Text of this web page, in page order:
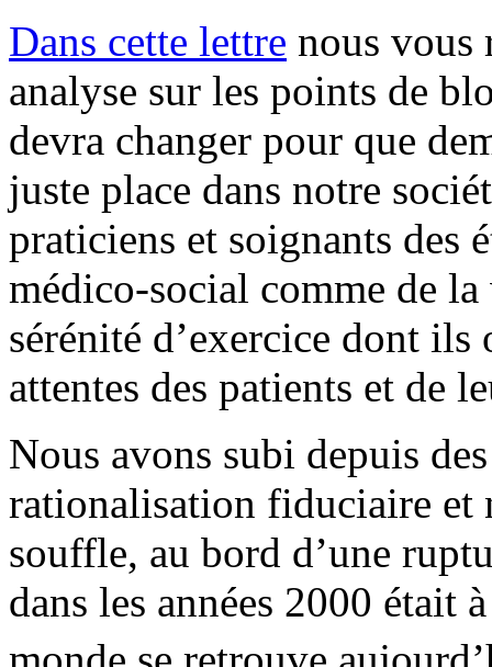
Dans cette lettre nous vous
analyse sur les points de
devra changer pour que
juste place dans notre
praticiens et soignants des
médico-social comme de
sérénité d’exercice dont
attentes des patients et de
Nous avons subi depuis
rationalisation fiduciaire et
souffle, au bord d’une
dans les années 2000 était